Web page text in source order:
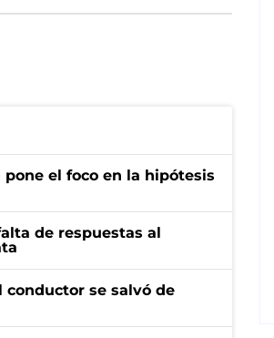
el foco en la hipótesis
de respuestas al
conductor se salvó de